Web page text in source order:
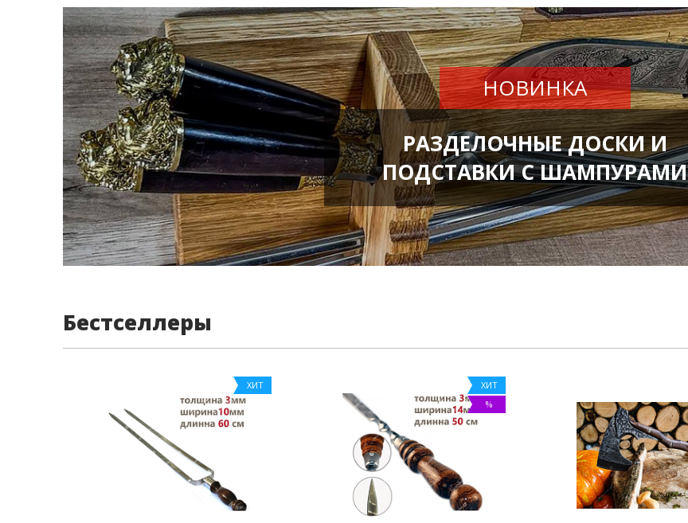
НОВИНКА
РАЗДЕЛОЧНЫЕ ДОСКИ И
ПОДСТАВКИ С ШАМПУРАМИ
Бестселлеры
ХИТ
ХИТ
%